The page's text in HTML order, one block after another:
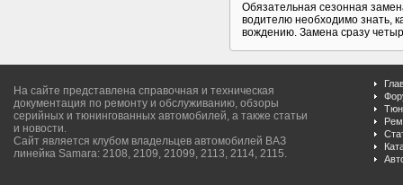
Обязательная сезонная
водителю необходимо знать,
вождению. Замена сразу
На сайте представлена справочная и техническая
документация по ремонту и обслуживанию, обзоры
серийных и тюнингованных автомобилей, а также статьи
и новости.
Сайт является клубом владельцев автомобилей ВАЗ
линейка Samara: 2108, 2109, 21099, 2113, 2114, 2115.